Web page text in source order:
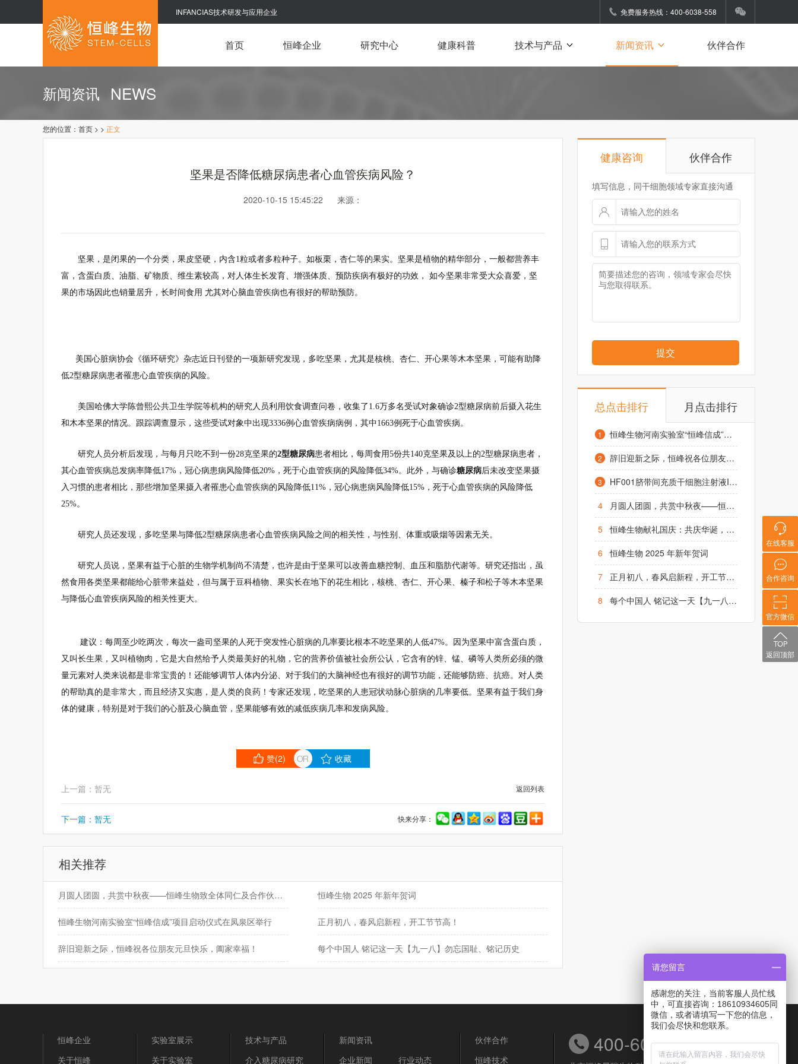
INFANCIAS技术研发与应用企业 免费服务热线：400-6038-558
首页 恒峰企业 研究中心 健康科普 技术与产品 新闻资讯 伙伴合作
新闻资讯 NEWS
您的位置： 首页 > > 正文
坚果是否降低糖尿病患者心血管疾病风险？
2020-10-15 15:45:22 来源：
坚果，是闭果的一个分类，果皮坚硬，内含1粒或者多粒种子。如板栗，杏仁等的果实。坚果是植物的精华部分，一般都营养丰
富，含蛋白质、油脂、矿物质、维生素较高，对人体生长发育、增强体质、预防疾病有极好的功效， 如今坚果非常受大众喜爱，坚
果的市场因此也销量居升，长时间食用 尤其对心脑血管疾病也有很好的帮助预防。
美国心脏病协会《循环研究》杂志近日刊登的一项新研究发现，多吃坚果，尤其是核桃、杏仁、开心果等木本坚果，可能有助降
低2型糖尿病患者罹患心血管疾病的风险。
美国哈佛大学陈曾熙公共卫生学院等机构的研究人员利用饮食调查问卷，收集了1.6万多名受试对象确诊2型糖尿病前后摄入花生
和木本坚果的情况。跟踪调查显示，这些受试对象中出现3336例心血管疾病病例，其中1663例死于心血管疾病。
研究人员分析后发现，与每月只吃不到一份28克坚果的2型糖尿病患者相比，每周食用5份共140克坚果及以上的2型糖尿病患者，
其心血管疾病总发病率降低17%，冠心病患病风险降低20%，死于心血管疾病的风险降低34%。此外，与确诊糖尿病后未改变坚果摄
入习惯的患者相比，那些增加坚果摄入者罹患心血管疾病的风险降低11%，冠心病患病风险降低15%，死于心血管疾病的风险降低
25%。
研究人员还发现，多吃坚果与降低2型糖尿病患者心血管疾病风险之间的相关性，与性别、体重或吸烟等因素无关。
研究人员说，坚果有益于心脏的生物学机制尚不清楚，也许是由于坚果可以改善血糖控制、血压和脂肪代谢等。研究还指出，虽
然食用各类坚果都能给心脏带来益处，但与属于豆科植物、果实长在地下的花生相比，核桃、杏仁、开心果、榛子和松子等木本坚果
与降低心血管疾病风险的相关性更大。
建议：每周至少吃两次，每次一盎司坚果的人死于突发性心脏病的几率要比根本不吃坚果的人低47%。因为坚果中富含蛋白质，
又叫长生果，又叫植物肉，它是大自然给予人类最美好的礼物，它的营养价值被社会所公认，它含有的锌、锰、磷等人类所必须的微
量元素对人类来说都是非常宝贵的！还能够调节人体内分泌、对于我们的大脑神经也有很好的调节功能，还能够防癌、抗癌。对人类
的帮助真的是非常大，而且经济又实惠，是人类的良药！专家还发现，吃坚果的人患冠状动脉心脏病的几率要低。坚果有益于我们身
体的健康，特别是对于我们的心脏及心脑血管，坚果能够有效的减低疾病几率和发病风险。
赞(2) 收藏
上一篇：暂无 返回列表
下一篇：暂无 快来分享：
相关推荐
月圆人团圆，共赏中秋夜——恒峰生物致全体同仁及合作伙伴的中秋祝福 恒峰生物 2025 年新年贺词
恒峰生物河南实验室“恒峰信成”项目启动仪式在凤泉区举行 正月初八，春风启新程，开工节节高！
辞旧迎新之际，恒峰祝各位朋友元旦快乐，阖家幸福！ 每个中国人 铭记这一天【九一八】勿忘国耻、铭记历史
健康咨询 伙伴合作
填写信息，同干细胞领域专家直接沟通
提交
总点击排行 月点击排行
1 恒峰生物河南实验室“恒峰信成”项目启动仪式在凤泉区举行
2 辞旧迎新之际，恒峰祝各位朋友元旦快乐，阖家幸福！
3
HF001脐带间充质干细胞注射液IND获受理，1.2亿糖友或迎来治疗“新希望”
4
月圆人团圆，共赏中秋夜——恒峰生物致全体同仁及合作伙伴的中秋祝福
5
恒峰生物献礼国庆：共庆华诞，祈愿昌盛
6
恒峰生物 2025 年新年贺词
7
正月初八，春风启新程，开工节节高！
8
每个中国人 铭记这一天【九一八】勿忘国耻、铭记历史
恒峰企业
关于恒峰
实验室展示
关于实验室
技术与产品
介入糖尿病研究
新闻资讯
企业新闻
行业动态
伙伴合作
恒峰技术
400-6038-558
在线客服
合作咨询
官方微信
返回顶部
请您留言
感谢您的关注，当前客服人员忙线
中，可直接咨询：18610934605同
微信，或者请填写一下您的信息，
我们会尽快和您联系。